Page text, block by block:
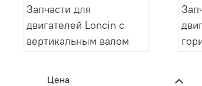
Запчасти для
двигателей Loncin с
вертикальным валом
Цена